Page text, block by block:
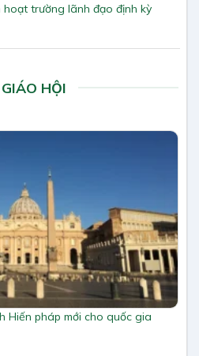
trường lãnh đạo định kỳ
HỘI
Hiến pháp mới cho quốc gia